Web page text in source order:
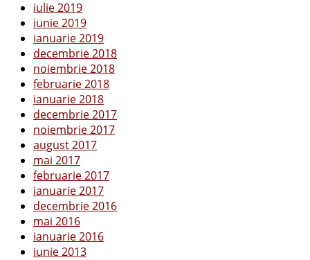
iulie 2019
iunie 2019
ianuarie 2019
decembrie 2018
noiembrie 2018
februarie 2018
ianuarie 2018
decembrie 2017
noiembrie 2017
august 2017
mai 2017
februarie 2017
ianuarie 2017
decembrie 2016
mai 2016
ianuarie 2016
iunie 2013